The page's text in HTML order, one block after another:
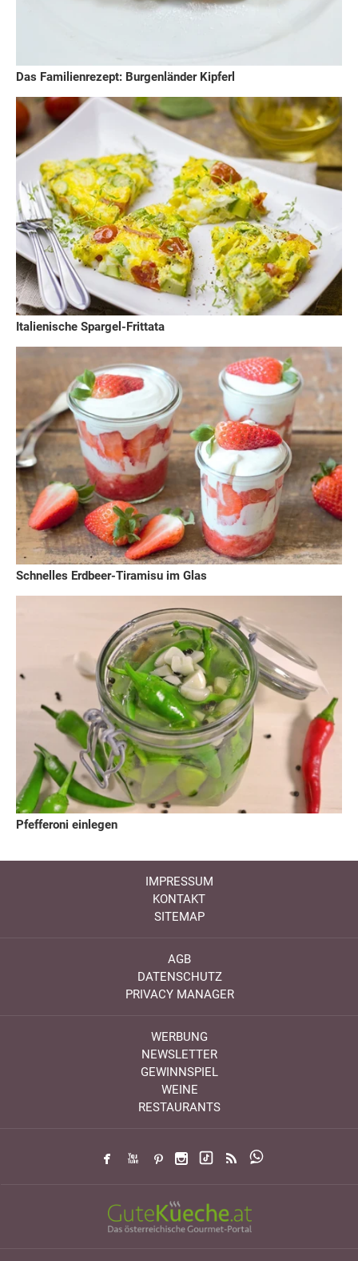
Das Familienrezept: Burgenländer Kipferl
Italienische Spargel-Frittata
Schnelles Erdbeer-Tiramisu im Glas
Pfefferoni einlegen
IMPRESSUM
KONTAKT
SITEMAP
AGB
DATENSCHUTZ
PRIVACY MANAGER
WERBUNG
NEWSLETTER
GEWINNSPIEL
WEINE
RESTAURANTS